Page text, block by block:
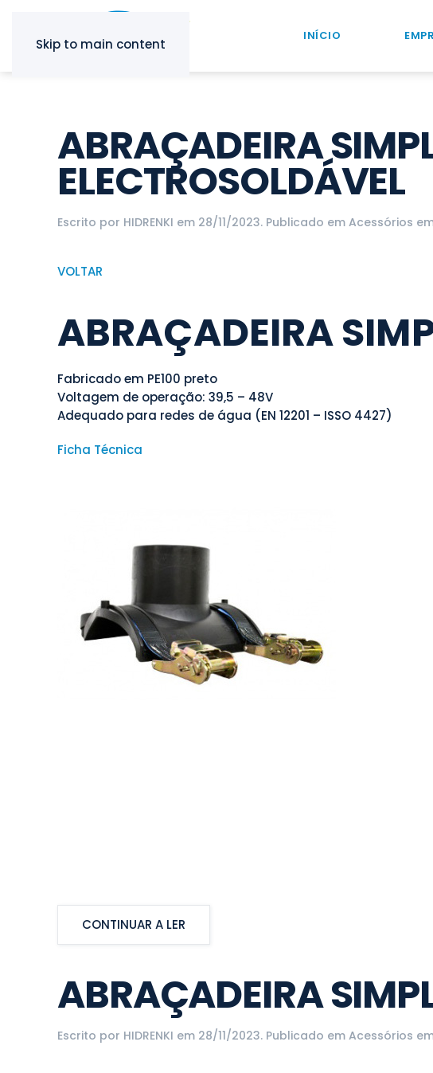
Skip to main content
INÍCIO
ABRAÇADEIRA
ELECTROSOLDÁVEL
Escrito por HIDRENKI em 28/11/2023. Publicado em Acessórios em
VOLTAR
ABRAÇADEIRA
Fabricado em PE100 preto
Voltagem de operação: 39,5 – 48V
Adequado para redes de água (EN 12201 – ISSO 4427)
Ficha Técnica
CONTINUAR A LER
ABRAÇADEIRA
Escrito por HIDRENKI em 28/11/2023. Publicado em Acessórios em